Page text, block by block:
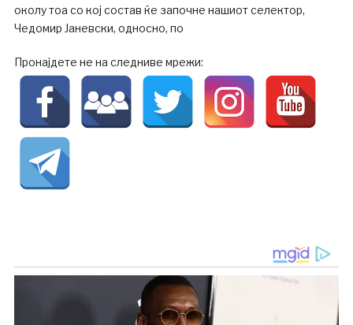
околу тоа со кој состав ќе започне нашиот селектор,
Чедомир Јаневски, односно, по
Пронајдете не на следниве мрежи: